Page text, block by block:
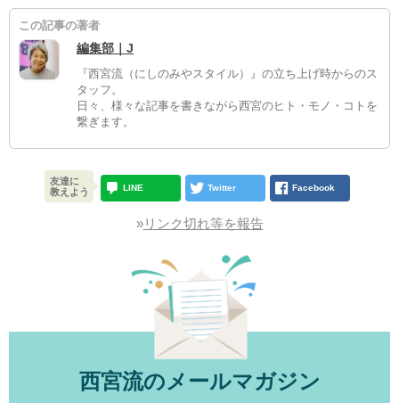
この記事の著者
編集部｜J
『西宮流（にしのみやスタイル）』の立ち上げ時からのス
タッフ。
日々、様々な記事を書きながら西宮のヒト・モノ・コトを
繋ぎます。
友達に
教えよう
LINE Twitter Facebook
»リンク切れ等を報告
西宮流のメールマガジン